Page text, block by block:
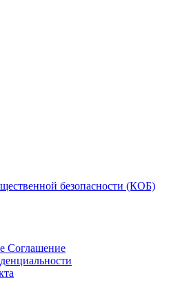
безопасности (КОБ)
Соглашение